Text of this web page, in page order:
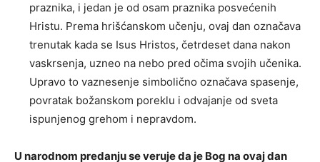
praznika, i jedan je od osam praznika posvećenih
Hristu. Prema hrišćanskom učenju, ovaj dan označava
trenutak kada se Isus Hristos, četrdeset dana nakon
vaskrsenja, uzneo na nebo pred očima svojih učenika.
Upravo to vaznesenje simbolično označava spasenje,
povratak božanskom poreklu i odvajanje od sveta
ispunjenog grehom i nepravdom.
U narodnom predanju se veruje da je Bog na ovaj dan